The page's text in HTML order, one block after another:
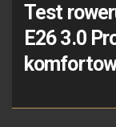
Test
E26 3.0